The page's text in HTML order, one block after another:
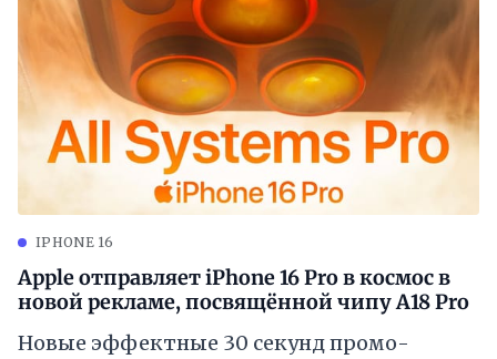
IPHONE 16
Apple отправляет iPhone 16 Pro в космос в
новой рекламе, посвящённой чипу A18 Pro
Новые эффектные 30 секунд промо-